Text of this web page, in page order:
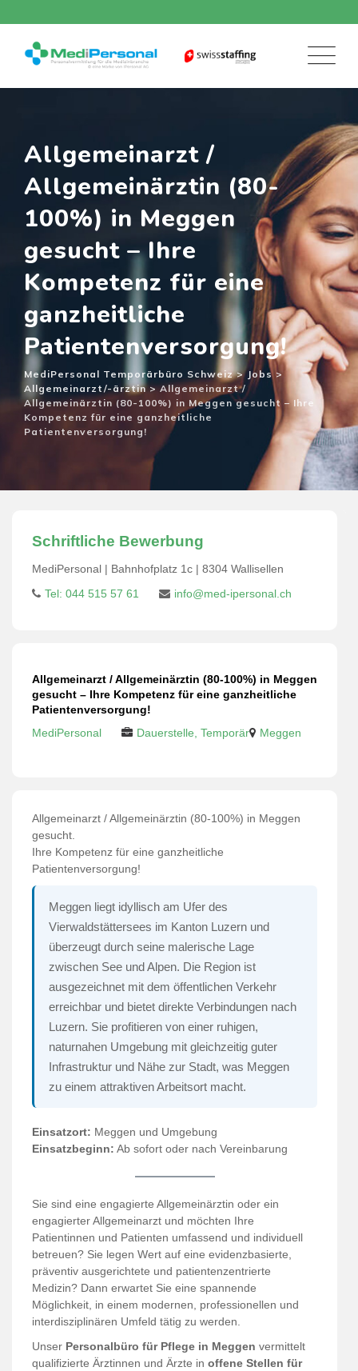
content
Allgemeinarzt /
Allgemeinärztin (80-
100%) in Meggen
gesucht – Ihre
Kompetenz für eine
ganzheitliche
Patientenversorgung!
MediPersonal Temporärbüro Schweiz> Jobs >
Allgemeinarzt/-ärztin>Allgemeinarzt /
Allgemeinärztin (80-100%) in Meggen gesucht – Ihre
Kompetenz für eine ganzheitliche
Patientenversorgung!
Schriftliche Bewerbung
MediPersonal | Bahnhofplatz 1c | 8304 Wallisellen
Tel: 044 515 57 61
info@med-ipersonal.ch
Allgemeinarzt / Allgemeinärztin (80-100%) in Meggen
gesucht – Ihre Kompetenz für eine ganzheitliche
Patientenversorgung!
MediPersonal
Dauerstelle, Temporär Meggen
Allgemeinarzt / Allgemeinärztin (80-100%) in Meggen
gesucht.
Ihre Kompetenz für eine ganzheitliche
Patientenversorgung!
Meggen liegt idyllisch am Ufer des
Vierwaldstättersees im Kanton Luzern und
überzeugt durch seine malerische Lage
zwischen See und Alpen. Die Region ist
ausgezeichnet mit dem öffentlichen Verkehr
erreichbar und bietet direkte Verbindungen nach
Luzern. Sie profitieren von einer ruhigen,
naturnahen Umgebung mit gleichzeitig guter
Infrastruktur und Nähe zur Stadt, was Meggen
zu einem attraktiven Arbeitsort macht.
Einsatzort: Meggen und Umgebung
Einsatzbeginn: Ab sofort oder nach Vereinbarung
Sie sind eine engagierte Allgemeinärztin oder ein
engagierter Allgemeinarzt und möchten Ihre
Patientinnen und Patienten umfassend und individuell
betreuen? Sie legen Wert auf eine evidenzbasierte,
präventiv ausgerichtete und patientenzentrierte
Medizin? Dann erwartet Sie eine spannende
Möglichkeit, in einem modernen, professionellen und
interdisziplinären Umfeld tätig zu werden.
Unser Personalbüro für Pflege in Meggen vermittelt
qualifizierte Ärztinnen und Ärzte in offene Stellen für